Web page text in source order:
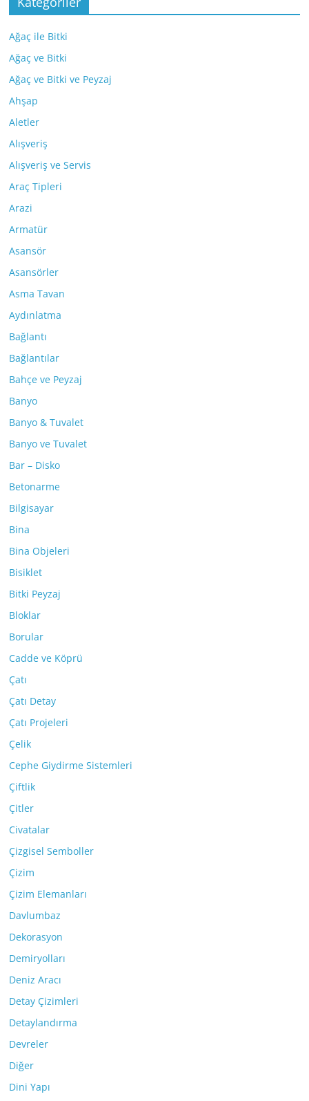
Ağaç ile Bitki
Ağaç ve Bitki
Ağaç ve Bitki ve Peyzaj
Ahşap
Aletler
Alışveriş
Alışveriş ve Servis
Araç Tipleri
Arazi
Armatür
Asansör
Asansörler
Asma Tavan
Aydınlatma
Bağlantı
Bağlantılar
Bahçe ve Peyzaj
Banyo
Banyo & Tuvalet
Banyo ve Tuvalet
Bar – Disko
Betonarme
Bilgisayar
Bina
Bina Objeleri
Bisiklet
Bitki Peyzaj
Bloklar
Borular
Cadde ve Köprü
Çatı
Çatı Detay
Çatı Projeleri
Çelik
Cephe Giydirme Sistemleri
Çiftlik
Çitler
Civatalar
Çizgisel Semboller
Çizim
Çizim Elemanları
Davlumbaz
Dekorasyon
Demiryolları
Deniz Aracı
Detay Çizimleri
Detaylandırma
Devreler
Diğer
Dini Yapı